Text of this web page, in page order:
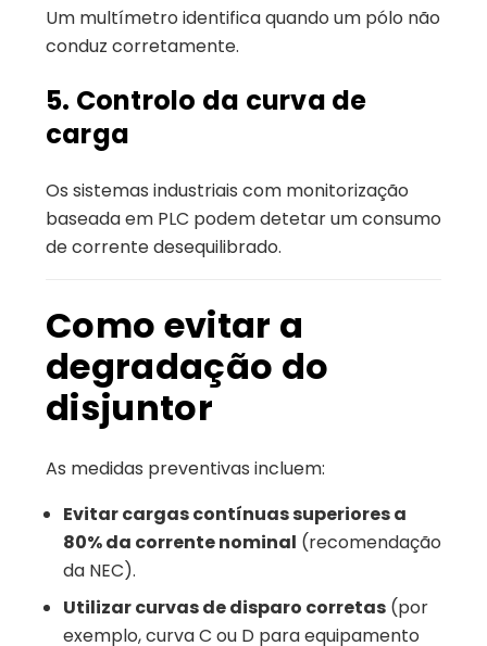
Um multímetro identifica quando um pólo não
conduz corretamente.
5. Controlo da curva de
carga
Os sistemas industriais com monitorização
baseada em PLC podem detetar um consumo
de corrente desequilibrado.
Como evitar a
degradação do
disjuntor
As medidas preventivas incluem:
Evitar cargas contínuas superiores a
80% da corrente nominal (recomendação
da NEC).
Utilizar curvas de disparo corretas (por
exemplo, curva C ou D para equipamento